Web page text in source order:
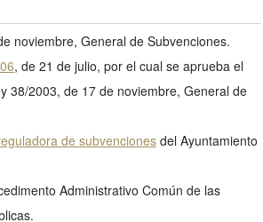
noviembre, General de Subvenciones.
, de 21 de julio, por el cual se aprueba el
38/2003, de 17 de noviembre, General de
de subvenciones del Ayuntamiento
Administrativo Común de las